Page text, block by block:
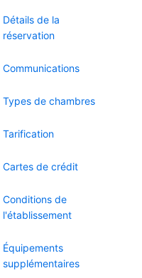
Détails de la
réservation
Communications
Types de chambres
Tarification
Cartes de crédit
Conditions de
l'établissement
Équipements
supplémentaires